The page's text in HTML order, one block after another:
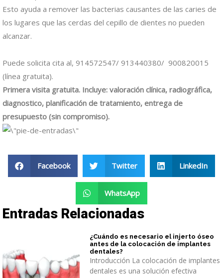
Esto ayuda a remover las bacterias causantes de las caries de
los lugares que las cerdas del cepillo de dientes no pueden
alcanzar.
Puede solicita cita al, 914572547/ 913440380/ 900820015
(línea gratuita).
Primera visita gratuita. Incluye: valoración clínica, radiográfica,
diagnostico, planificación de tratamiento, entrega de
presupuesto (sin compromiso).
Facebook Twitter LinkedIn
WhatsApp
Entradas Relacionadas
¿Cuándo es necesario el injerto óseo
antes de la colocación de implantes
dentales?
Introducción La colocación de implantes
dentales es una solución efectiva